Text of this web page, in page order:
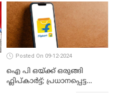
Posted On 09-12-2024
ഐ പി ഒയ്ക്ക് ഒരുങ്ങി
ഫ്ലിപ്കാർട്ട്; പ്രധാനപ്പെട്ട